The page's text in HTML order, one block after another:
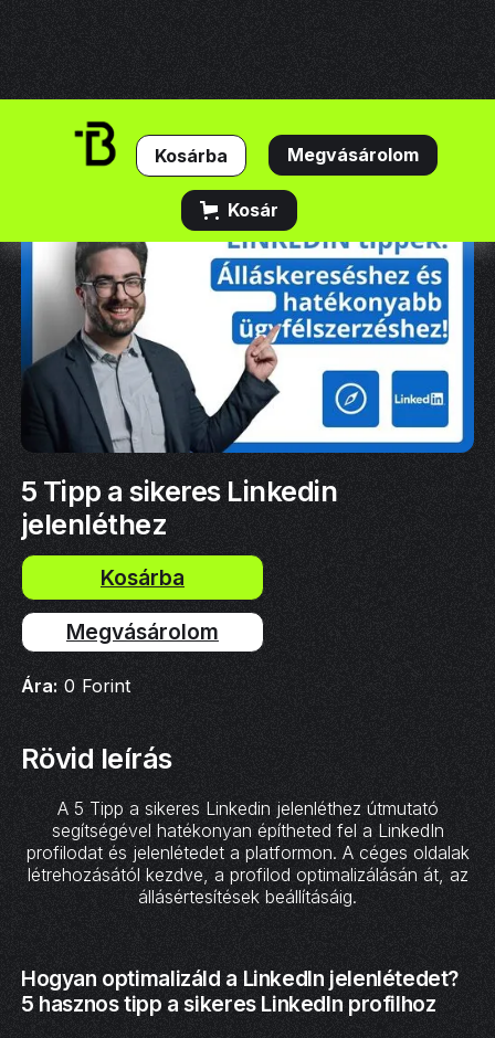
Megvásárolom
Kosár
5 Tipp a sikeres Linkedin
jelenléthez
Megvásárolom
Ára: 0 Forint
Rövid leírás
A 5 Tipp a sikeres Linkedin jelenléthez útmutató
segítségével hatékonyan építheted fel a LinkedIn
profilodat és jelenlétedet a platformon. A céges oldalak
létrehozásától kezdve, a profilod optimalizálásán át, az
állásértesítések beállításáig.
Hogyan optimalizáld a LinkedIn jelenlétedet?
5 hasznos tipp a sikeres LinkedIn profilhoz